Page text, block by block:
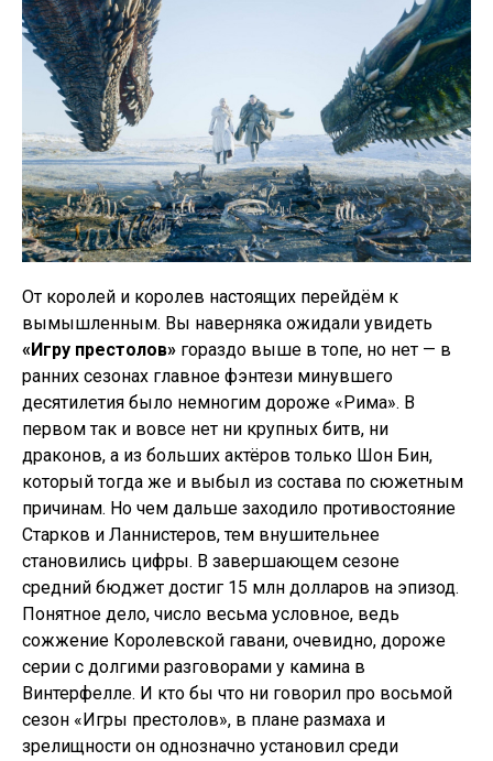
От королей и королев настоящих перейдём к
вымышленным. Вы наверняка ожидали увидеть
«Игру престолов» гораздо выше в топе, но нет — в
ранних сезонах главное фэнтези минувшего
десятилетия было немногим дороже «Рима». В
первом так и вовсе нет ни крупных битв, ни
драконов, а из больших актёров только Шон Бин,
который тогда же и выбыл из состава по сюжетным
причинам. Но чем дальше заходило противостояние
Старков и Ланнистеров, тем внушительнее
становились цифры. В завершающем сезоне
средний бюджет достиг 15 млн долларов на эпизод.
Понятное дело, число весьма условное, ведь
сожжение Королевской гавани, очевидно, дороже
серии с долгими разговорами у камина в
Винтерфелле. И кто бы что ни говорил про восьмой
сезон «Игры престолов», в плане размаха и
зрелищности он однозначно установил среди